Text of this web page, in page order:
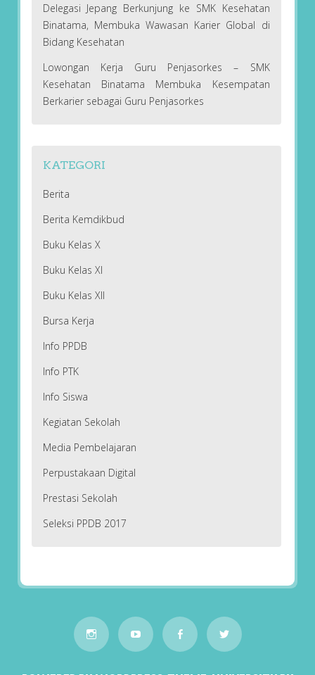
Delegasi Jepang Berkunjung ke SMK Kesehatan
Binatama, Membuka Wawasan Karier Global di
Bidang Kesehatan
Lowongan Kerja Guru Penjasorkes – SMK
Kesehatan Binatama Membuka Kesempatan
Berkarier sebagai Guru Penjasorkes
KATEGORI
Berita
Berita Kemdikbud
Buku Kelas X
Buku Kelas XI
Buku Kelas XII
Bursa Kerja
Info PPDB
Info PTK
Info Siswa
Kegiatan Sekolah
Media Pembelajaran
Perpustakaan Digital
Prestasi Sekolah
Seleksi PPDB 2017